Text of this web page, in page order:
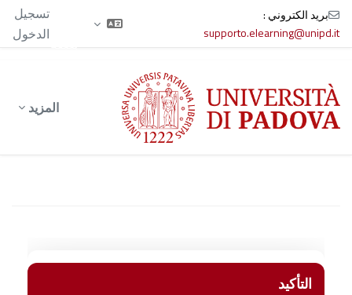
بريد الكتروني :
supporto.elearning@unipd.it
تسجيل
الدخول
المزيد
التأكيد